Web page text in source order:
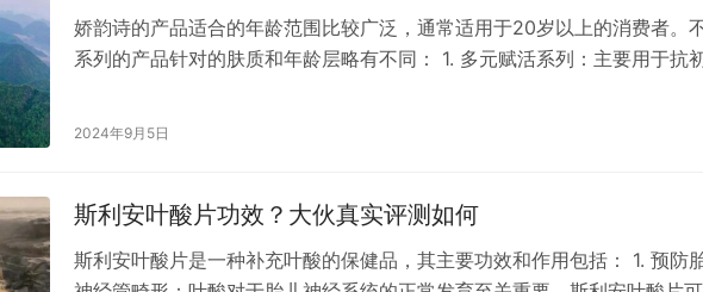
娇韵诗的产品适合的年龄范围比较广泛，通常适用于20岁以上的消费者。
系列的产品针对的肤质和年龄层略有不同： 1. 多元赋活系列：主要用于抗
节奏快、需要抵抗氧化压力的女性来说，这个系列可以帮助皮肤抵抗衰老。
2024年9月5日
斯利安叶酸片功效？大伙真实评测如何
斯利安叶酸片是一种补充叶酸的保健品，其主要功效和作用包括： 1. 预防